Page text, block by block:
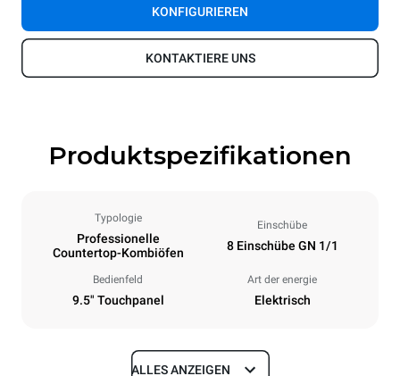
KONFIGURIEREN
KONTAKTIERE UNS
Produktspezifikationen
Typologie
Professionelle
Countertop-Kombiöfen
Einschübe
8 Einschübe GN 1/1
Bedienfeld
9.5" Touchpanel
Art der energie
Elektrisch
ALLES ANZEIGEN